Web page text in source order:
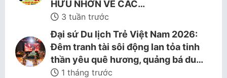
HỮU NHƠN VỀ CÁC…
3 tuần trước
Đại sứ Du lịch Trẻ Việt Nam 2026:
Đêm tranh tài sôi động lan tỏa tinh
thần yêu quê hương, quảng bá du…
1 tháng trước